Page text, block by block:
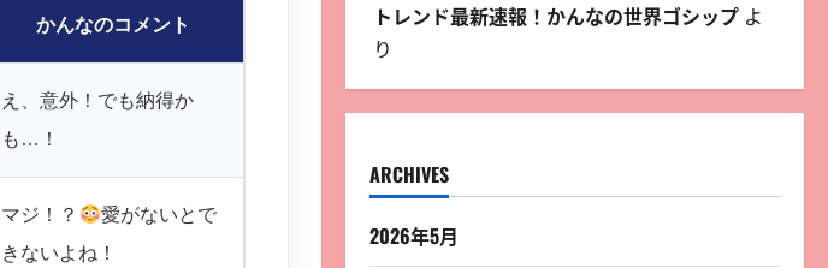
かんなのコメント
え、意外！でも納得か
も…！
マジ！？
愛がないとで
きないよね！
トレンド最新速報！かんなの世界ゴシップよ
り
ARCHIVES
2026年5月